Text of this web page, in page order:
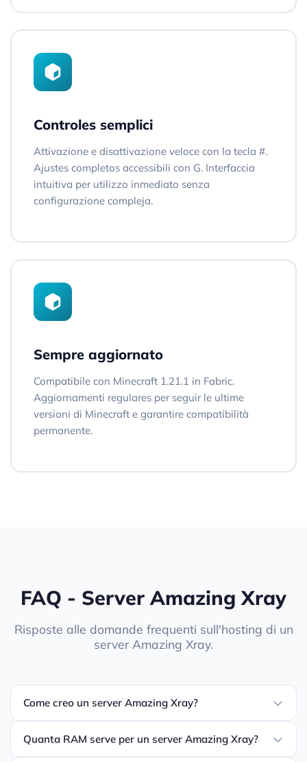
Controles semplici
Attivazione e disattivazione veloce con la tecla #.
Ajustes completos accessibili con G. Interfaccia
intuitiva per utilizzo inmediato senza
configurazione compleja.
Sempre aggiornato
Compatibile con Minecraft 1.21.1 in Fabric.
Aggiornamenti regulares per seguir le ultime
versioni di Minecraft e garantire compatibilità
permanente.
FAQ - Server Amazing Xray
Risposte alle domande frequenti sull'hosting di un
server Amazing Xray.
Come creo un server Amazing Xray?
Quanta RAM serve per un server Amazing Xray?